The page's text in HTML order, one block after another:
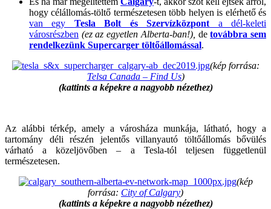
hogy célállomás-töltő természetesen több helyen is elérhető és
van egy Tesla Bolt és Szervízközpont a dél-keleti
városrészben (ez az egyetlen Alberta-ban!), detovábbra sem
rendelkezünk Supercarger töltőállomással.
(kép forrása:
Telsa Canada – Find Us)
(kattints a képekre a nagyobb nézethez)
Az alábbi térkép, amely a városháza munkája, látható, hogy a
tartomány déli részén jelentős villanyautó töltőállomás bővülés
várható a közeljövőben – a Tesla-tól teljesen függetlenül
természetesen.
(kép
forrása: City of Calgary)
(kattints a képekre a nagyobb nézethez)